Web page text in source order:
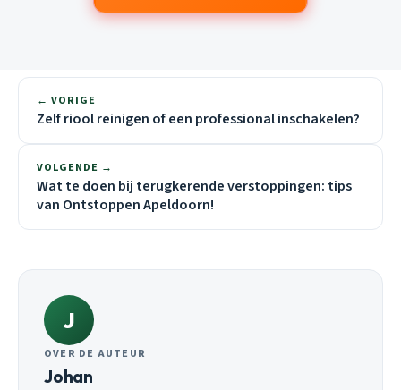
← VORIGE
Zelf riool reinigen of een professional inschakelen?
VOLGENDE →
Wat te doen bij terugkerende verstoppingen: tips
van Ontstoppen Apeldoorn!
J
OVER DE AUTEUR
Johan